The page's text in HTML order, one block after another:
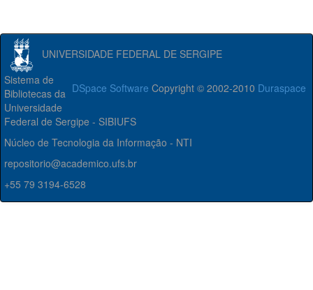
UNIVERSIDADE FEDERAL DE SERGIPE
DSpace Software Copyright © 2002-2010 Duraspace
Sistema de
Bibliotecas da
Universidade
Federal de Sergipe - SIBIUFS
Núcleo de Tecnologia da Informação - NTI
repositorio@academico.ufs.br
+55 79 3194-6528